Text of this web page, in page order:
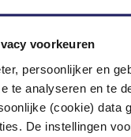
voorkeuren
persoonlijker en
te analyseren en te
(cookie) data
De instellingen